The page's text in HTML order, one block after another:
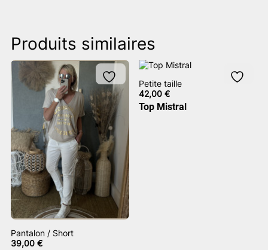
Produits similaires
Pantalon / Short
39,00 €
Petite taille
42,00€
Top Mistral